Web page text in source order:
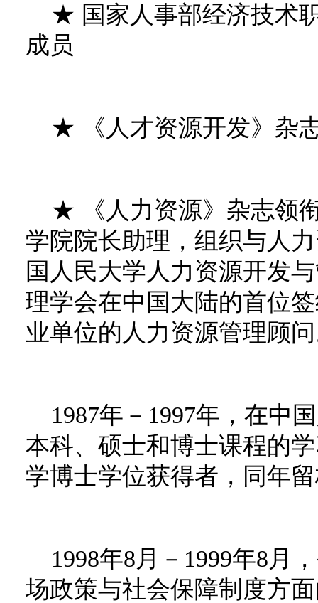
★ 国家人事部经济技术
成员
★ 《人才资源开发》杂
★ 《人力资源》杂志领
学院院长助理，组织与人
国人民大学人力资源开发
理学会在中国大陆的首位
业单位的人力资源管理顾
1987年－1997年，在中
本科、硕士和博士课程的
学博士学位获得者，同年
1998年8月－1999年8月
场政策与社会保障制度方